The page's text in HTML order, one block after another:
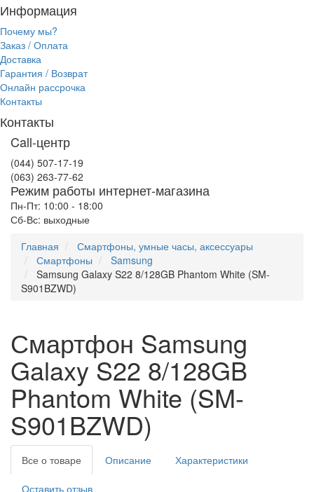
Информация
Почему мы?
Заказ / Оплата
Доставка
Гарантия / Возврат
Онлайн рассрочка
Контакты
Контакты
Call-центр
(044) 507-17-19
(063) 263-77-62
Режим работы интернет-магазина
Пн-Пт: 10:00 - 18:00
Сб-Вс: выходные
Главная
Смартфоны, умные часы, аксессуары
Смартфоны
Samsung
Samsung Galaxy S22 8/128GB Phantom White (SM-
S901BZWD)
Смартфон Samsung
Galaxy S22 8/128GB
Phantom White (SM-
S901BZWD)
Все о товаре Описание Характеристики
Оставить отзыв